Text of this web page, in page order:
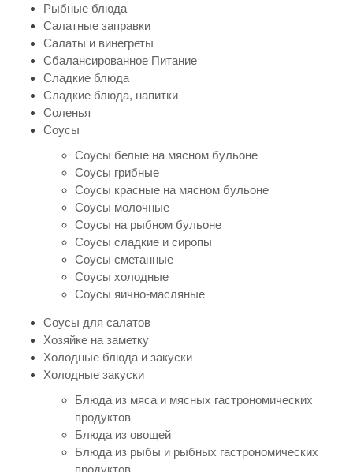
Рыбные блюда
Салатные заправки
Салаты и винегреты
Сбалансированное Питание
Сладкие блюда
Сладкие блюда, напитки
Соленья
Соусы
Соусы белые на мясном бульоне
Соусы грибные
Соусы красные на мясном бульоне
Соусы молочные
Соусы на рыбном бульоне
Соусы сладкие и сиропы
Соусы сметанные
Соусы холодные
Соусы яично-масляные
Соусы для салатов
Хозяйке на заметку
Холодные блюда и закуски
Холодные закуски
Блюда из мяса и мясных гастрономических
продуктов
Блюда из овощей
Блюда из рыбы и рыбных гастрономических
продуктов